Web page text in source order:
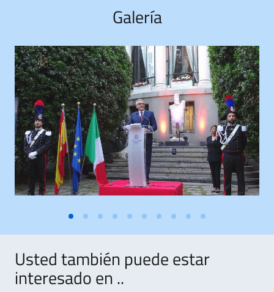
Galería
Usted también puede estar
interesado en ..